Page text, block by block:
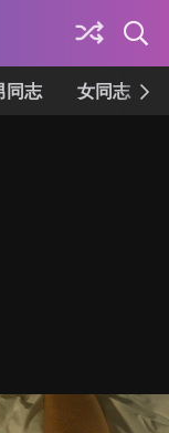
同志 女同志